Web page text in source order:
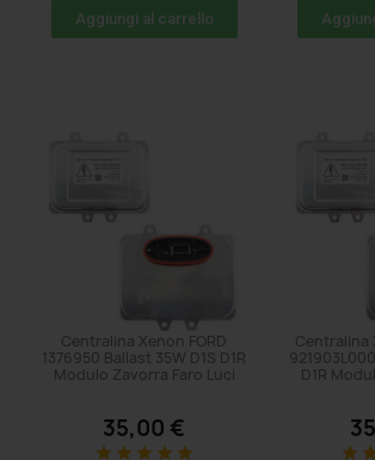
acquistato: 8 volte
Aggiungi al carrello
Centralina Xenon FORD
1376950 Ballast 35W D1S D1R
Modulo Zavorra Faro Luci
35,00 €
star star star star star
Centralina
D1R
star